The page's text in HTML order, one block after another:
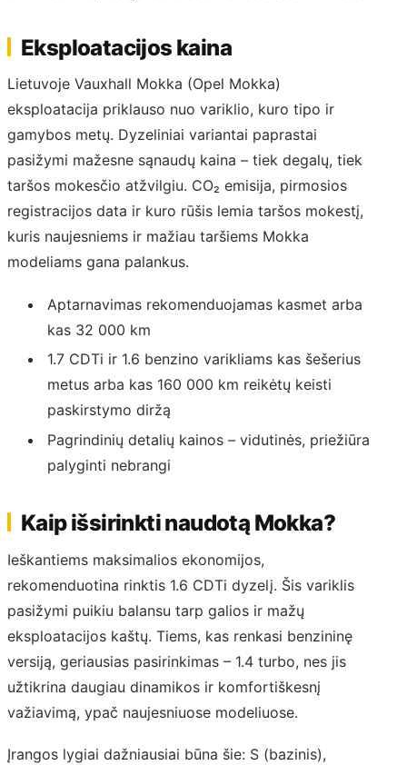
Eksploatacijos kaina
Lietuvoje Vauxhall Mokka (Opel Mokka)
eksploatacija priklauso nuo variklio, kuro tipo ir
gamybos metų. Dyzeliniai variantai paprastai
pasižymi mažesne sąnaudų kaina – tiek degalų, tiek
taršos mokesčio atžvilgiu. CO₂ emisija, pirmosios
registracijos data ir kuro rūšis lemia taršos mokestį,
kuris naujesniems ir mažiau taršiems Mokka
modeliams gana palankus.
Aptarnavimas rekomenduojamas kasmet arba
kas 32 000 km
1.7 CDTi ir 1.6 benzino varikliams kas šešerius
metus arba kas 160 000 km reikėtų keisti
paskirstymo diržą
Pagrindinių detalių kainos – vidutinės, priežiūra
palyginti nebrangi
Kaip išsirinkti naudotą Mokka?
Ieškantiems maksimalios ekonomijos,
rekomenduotina rinktis 1.6 CDTi dyzelį. Šis variklis
pasižymi puikiu balansu tarp galios ir mažų
eksploatacijos kaštų. Tiems, kas renkasi benzininę
versiją, geriausias pasirinkimas – 1.4 turbo, nes jis
užtikrina daugiau dinamikos ir komfortiškesnį
važiavimą, ypač naujesniuose modeliuose.
Įrangos lygiai dažniausiai būna šie: S (bazinis),